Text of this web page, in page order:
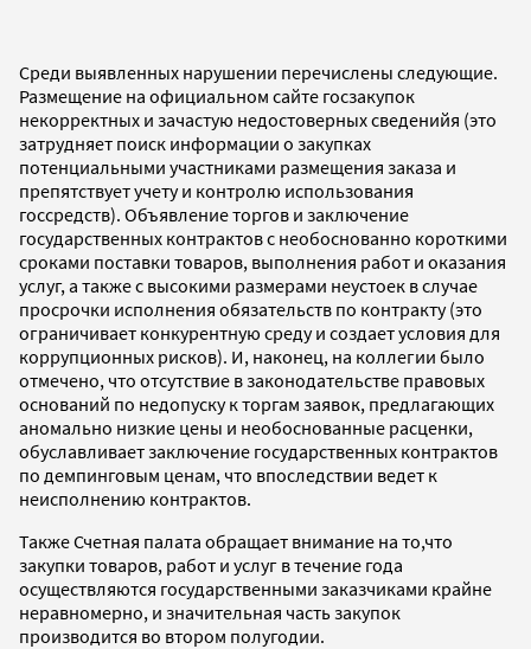
Среди выявленных нарушении перечислены следующие.
Размещение на официальном сайте госзакупок
некорректных и зачастую недостоверных сведенийя (это
затрудняет поиск информации о закупках
потенциальными участниками размещения заказа и
препятствует учету и контролю использования
госсредств). Объявление торгов и заключение
государственных контрактов с необоснованно короткими
сроками поставки товаров, выполнения работ и оказания
услуг, а также с высокими размерами неустоек в случае
просрочки исполнения обязательств по контракту (это
ограничивает конкурентную среду и создает условия для
коррупционных рисков). И, наконец, на коллегии было
отмечено, что отсутствие в законодательстве правовых
оснований по недопуску к торгам заявок, предлагающих
аномально низкие цены и необоснованные расценки,
обуславливает заключение государственных контрактов
по демпинговым ценам, что впоследствии ведет к
неисполнению контрактов.
Также Счетная палата обращает внимание на то,что
закупки товаров, работ и услуг в течение года
осуществляются государственными заказчиками крайне
неравномерно, и значительная часть закупок
производится во втором полугодии.